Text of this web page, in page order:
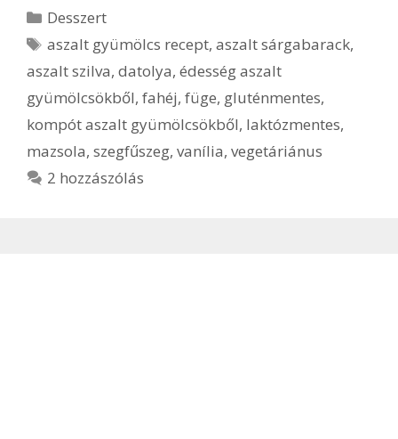
Kategória
Desszert
Címkék
aszalt gyümölcs recept,aszalt sárgabarack,
aszalt szilva, datolya, édesség aszalt
gyümölcsökből, fahéj, füge, gluténmentes,
kompót aszalt gyümölcsökből, laktózmentes,
mazsola, szegfűszeg, vanília, vegetáriánus
2 hozzászólás